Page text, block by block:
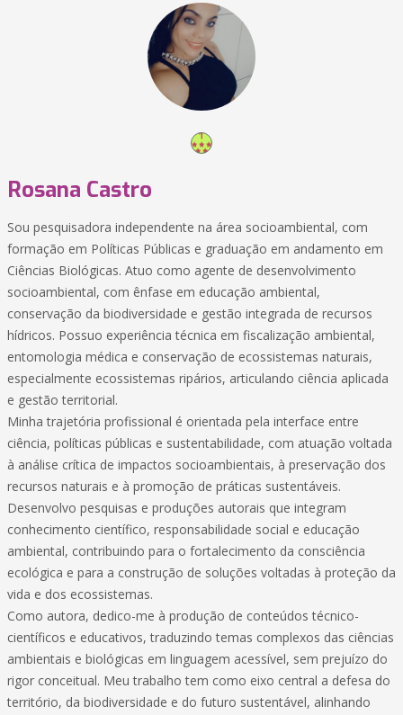
Rosana Castro
Sou pesquisadora independente na área socioambiental, com
formação em Políticas Públicas e graduação em andamento em
Ciências Biológicas. Atuo como agente de desenvolvimento
socioambiental, com ênfase em educação ambiental,
conservação da biodiversidade e gestão integrada de recursos
hídricos. Possuo experiência técnica em fiscalização ambiental,
entomologia médica e conservação de ecossistemas naturais,
especialmente ecossistemas ripários, articulando ciência aplicada
e gestão territorial.
Minha trajetória profissional é orientada pela interface entre
ciência, políticas públicas e sustentabilidade, com atuação voltada
à análise crítica de impactos socioambientais, à preservação dos
recursos naturais e à promoção de práticas sustentáveis.
Desenvolvo pesquisas e produções autorais que integram
conhecimento científico, responsabilidade social e educação
ambiental, contribuindo para o fortalecimento da consciência
ecológica e para a construção de soluções voltadas à proteção da
vida e dos ecossistemas.
Como autora, dedico-me à produção de conteúdos técnico-
científicos e educativos, traduzindo temas complexos das ciências
ambientais e biológicas em linguagem acessível, sem prejuízo do
rigor conceitual. Meu trabalho tem como eixo central a defesa do
território, da biodiversidade e do futuro sustentável, alinhando